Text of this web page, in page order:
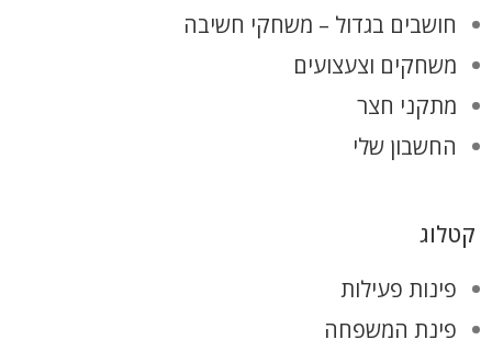
חושבים בגדול – משחקי חשיבה
משחקים וצעצועים
מתקני חצר
החשבון שלי
קטלוג
פינות פעילות
פינת המשפחה